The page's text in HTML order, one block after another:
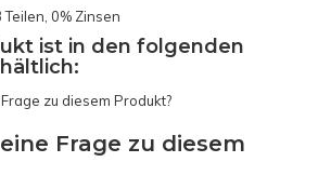
0% Zinsen
ist in den folgenden
Frage zu diesem